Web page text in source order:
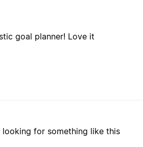
goal planner! Love it
for something like this